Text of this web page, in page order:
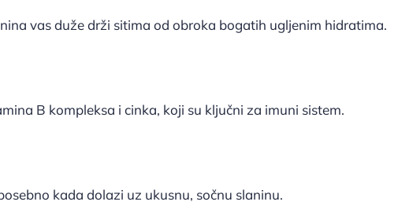
vas duže drži sitima od obroka bogatih ugljenim hidratima.
B kompleksa i cinka, koji su ključni za imuni sistem.
kada dolazi uz ukusnu, sočnu slaninu.